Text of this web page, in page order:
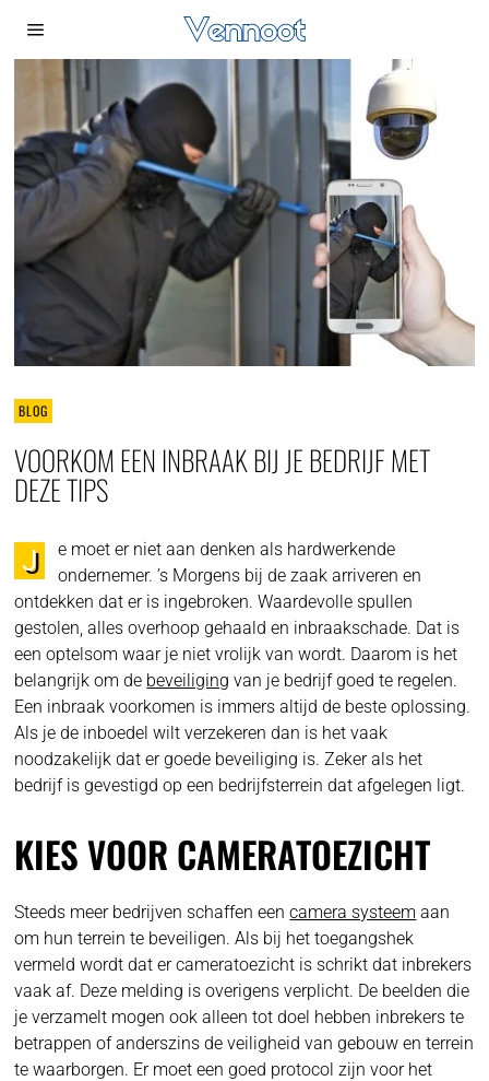
BLOG
VOORKOM EEN INBRAAK BIJ JE BEDRIJF MET
DEZE TIPS
J
e moet er niet aan denken als hardwerkende
ondernemer. ’s Morgens bij de zaak arriveren en
ontdekken dat er is ingebroken. Waardevolle spullen
gestolen, alles overhoop gehaald en inbraakschade. Dat is
een optelsom waar je niet vrolijk van wordt. Daarom is het
belangrijk om de beveiliging van je bedrijf goed te regelen.
Een inbraak voorkomen is immers altijd de beste oplossing.
Als je de inboedel wilt verzekeren dan is het vaak
noodzakelijk dat er goede beveiliging is. Zeker als het
bedrijf is gevestigd op een bedrijfsterrein dat afgelegen ligt.
KIES VOOR CAMERATOEZICHT
Steeds meer bedrijven schaffen eencamera systeem aan
om hun terrein te beveiligen. Als bij het toegangshek
vermeld wordt dat er cameratoezicht is schrikt dat inbrekers
vaak af. Deze melding is overigens verplicht. De beelden die
je verzamelt mogen ook alleen tot doel hebben inbrekers te
betrappen of anderszins de veiligheid van gebouw en terrein
te waarborgen. Er moet een goed protocol zijn voor het